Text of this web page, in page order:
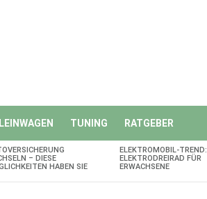
TUNING RATGEBER
– DIESE
HABEN SIE
ELEKTROMOBIL-TREND:
ELEKTRODREIRAD FÜR
ERWACHSENE